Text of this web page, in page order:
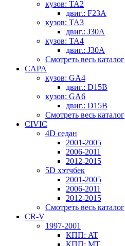
кузов: TA2
двиг.: F23A
кузов: TA3
двиг.: J30A
кузов: TA4
двиг.: J30A
Смотреть весь каталог
CAPA
кузов: GA4
двиг.: D15B
кузов: GA6
двиг.: D15B
Смотреть весь каталог
CIVIC
4D седан
2001-2005
2006-2011
2012-2015
5D хэтчбек
2001-2005
2006-2011
2012-2015
Смотреть весь каталог
CR-V
1997-2001
КПП: AT
КПП: MT